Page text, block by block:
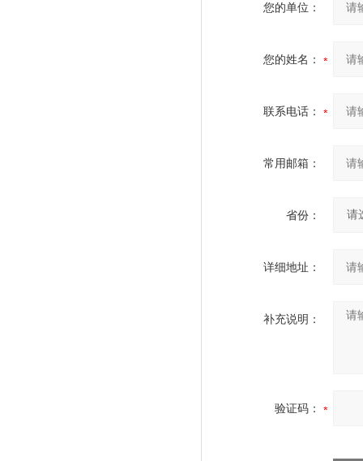
您的单位：
您的姓名：
联系电话：
常用邮箱：
省份：
详细地址：
补充说明：
验证码：